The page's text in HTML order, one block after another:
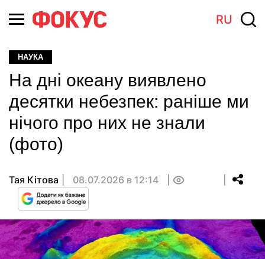
RU
НАУКА
На дні океану виявлено
десятки небезпек: раніше ми
нічого про них не знали
(фото)
Тая Кітова 08.07.2026 в 12:14